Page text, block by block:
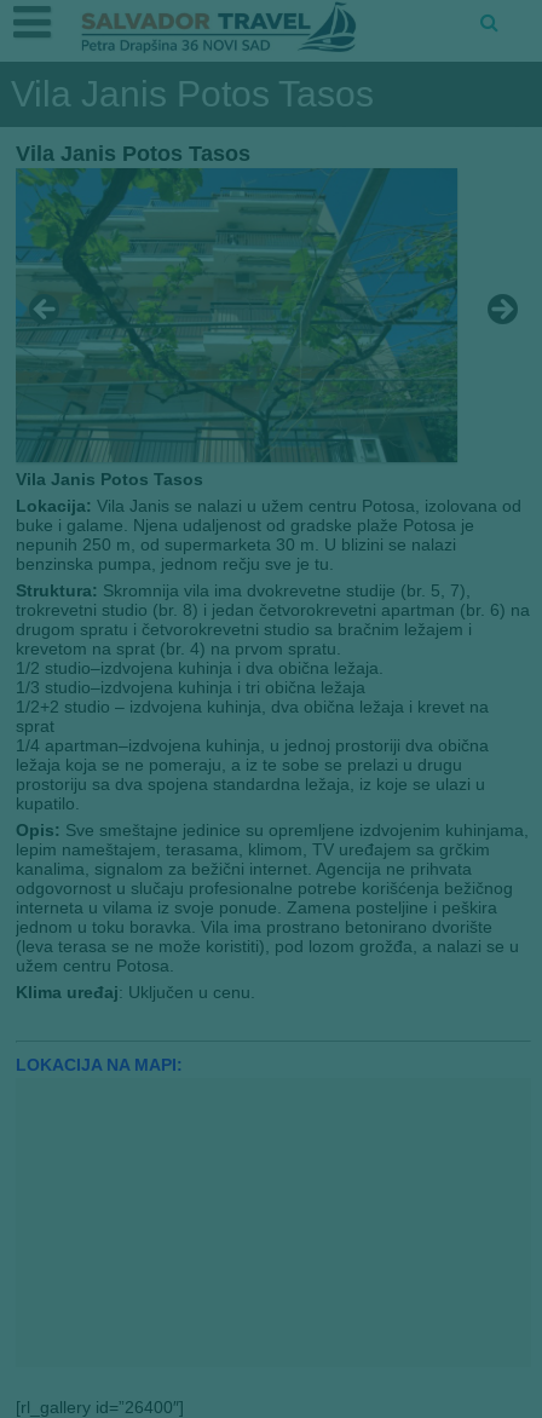
Vila Janis Potos Tasos
Vila Janis Potos Tasos
Vila Janis Potos Tasos
Lokacija: Vila Janis se nalazi u užem centru Potosa, izolovana od
buke i galame. Njena udaljenost od gradske plaže Potosa je
nepunih 250 m, od supermarketa 30 m. U blizini se nalazi
benzinska pumpa, jednom rečju sve je tu.
Struktura: Skromnija vila ima dvokrevetne studije (br. 5, 7),
trokrevetni studio (br. 8) i jedan četvorokrevetni apartman (br. 6) na
drugom spratu i četvorokrevetni studio sa bračnim ležajem i
krevetom na sprat (br. 4) na prvom spratu.
1/2 studio–izdvojena kuhinja i dva obična ležaja.
1/3 studio–izdvojena kuhinja i tri obična ležaja
1/2+2 studio – izdvojena kuhinja, dva obična ležaja i krevet na
sprat
1/4 apartman–izdvojena kuhinja, u jednoj prostoriji dva obična
ležaja koja se ne pomeraju, a iz te sobe se prelazi u drugu
prostoriju sa dva spojena standardna ležaja, iz koje se ulazi u
kupatilo.
Opis: Sve smeštajne jedinice su opremljene izdvojenim kuhinjama,
lepim nameštajem, terasama, klimom, TV uređajem sa grčkim
kanalima, signalom za bežični internet. Agencija ne prihvata
odgovornost u slučaju profesionalne potrebe korišćenja bežičnog
interneta u vilama iz svoje ponude. Zamena posteljine i peškira
jednom u toku boravka. Vila ima prostrano betonirano dvorište
(leva terasa se ne može koristiti), pod lozom grožđa, a nalazi se u
užem centru Potosa.
Klima uređaj: Uključen u cenu.
LOKACIJA NA MAPI:
[rl_gallery id=”26400″]